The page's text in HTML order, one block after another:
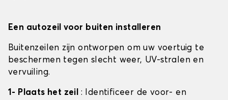
Een autozeil voor buiten installeren
Buitenzeilen zijn ontworpen om uw voertuig te
beschermen tegen slecht weer, UV-stralen en
vervuiling.
1- Plaats het zeil : Identificeer de voor- en